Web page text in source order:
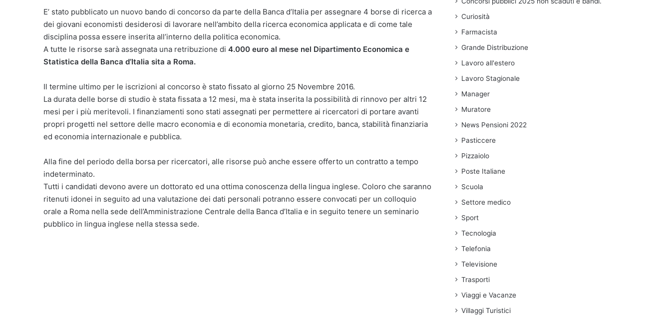
E’ stato pubblicato un nuovo bando di concorso da parte della Banca d’Italia per assegnare 4 borse di ricerca a
dei giovani economisti desiderosi di lavorare nell’ambito della ricerca economica applicata e di come tale
disciplina possa essere inserita all’interno della politica economica.
A tutte le risorse sarà assegnata una retribuzione di 4.000 euro al mese nel Dipartimento Economica e
Statistica della Banca d’Italia sita a Roma.
Il termine ultimo per le iscrizioni al concorso è stato fissato al giorno 25 Novembre 2016.
La durata delle borse di studio è stata fissata a 12 mesi, ma è stata inserita la possibilità di rinnovo per altri 12
mesi per i più meritevoli. I finanziamenti sono stati assegnati per permettere ai ricercatori di portare avanti
propri progetti nel settore delle macro economia e di economia monetaria, credito, banca, stabilità finanziaria
ed economia internazionale e pubblica.
Alla fine del periodo della borsa per ricercatori, alle risorse può anche essere offerto un contratto a tempo
indeterminato.
Tutti i candidati devono avere un dottorato ed una ottima conoscenza della lingua inglese. Coloro che saranno
ritenuti idonei in seguito ad una valutazione dei dati personali potranno essere convocati per un colloquio
orale a Roma nella sede dell’Amministrazione Centrale della Banca d’Italia e in seguito tenere un seminario
pubblico in lingua inglese nella stessa sede.
Curiosità
Farmacista
Grande Distribuzione
Lavoro all'estero
Lavoro Stagionale
Manager
Muratore
News Pensioni 2022
Pasticcere
Pizzaiolo
Poste Italiane
Scuola
Settore medico
Sport
Tecnologia
Telefonia
Televisione
Trasporti
Viaggi e Vacanze
Villaggi Turistici